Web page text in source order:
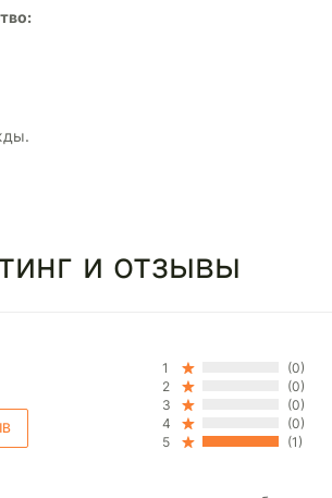
и отзывы
1
(0)
2
(0)
3
(0)
4
(0)
5
(1)